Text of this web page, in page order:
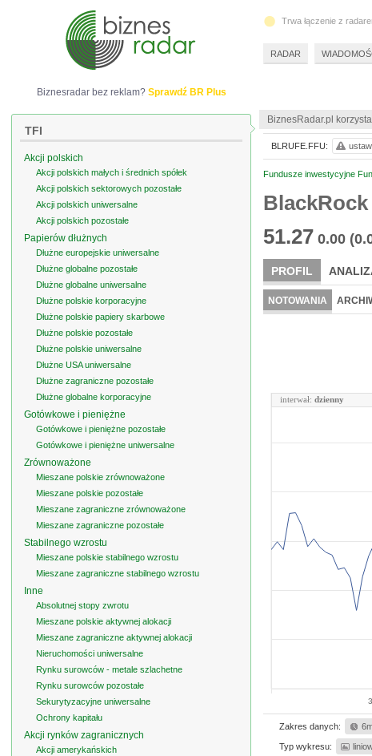
BiznesRadar.pl
Fundusze inwestycyjne
51.27 0.00
PROFIL
NOTOWANIA
interwał: dzienny
Zakres danych:
Typ wykresu:
BLRUFE.FFU:
Biznesradar bez reklam? Sprawdź BR Plus
TFI
Akcji polskich
Akcji polskich małych i średnich spółek
Akcji polskich sektorowych pozostałe
Akcji polskich uniwersalne
Akcji polskich pozostałe
Papierów dłużnych
Dłużne europejskie uniwersalne
Dłużne globalne pozostałe
Dłużne globalne uniwersalne
Dłużne polskie korporacyjne
Dłużne polskie papiery skarbowe
Dłużne polskie pozostałe
Dłużne polskie uniwersalne
Dłużne USA uniwersalne
Dłużne zagraniczne pozostałe
Dłużne globalne korporacyjne
Gotówkowe i pieniężne
Gotówkowe i pieniężne pozostałe
Gotówkowe i pieniężne uniwersalne
Zrównoważone
Mieszane polskie zrównoważone
Mieszane polskie pozostałe
Mieszane zagraniczne zrównoważone
Mieszane zagraniczne pozostałe
Stabilnego wzrostu
Mieszane polskie stabilnego wzrostu
Mieszane zagraniczne stabilnego wzrostu
Inne
Absolutnej stopy zwrotu
Mieszane polskie aktywnej alokacji
Mieszane zagraniczne aktywnej alokacji
Nieruchomości uniwersalne
Rynku surowców - metale szlachetne
Rynku surowców pozostałe
Sekurytyzacyjne uniwersalne
Ochrony kapitału
Akcji rynków zagranicznych
Akcji amerykańskich
Trwa łączenie z
RADAR